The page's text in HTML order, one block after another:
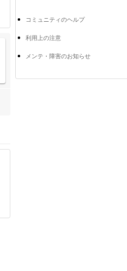
コミュニティのヘルプ
利用上の注意
メンテ・障害のお知らせ